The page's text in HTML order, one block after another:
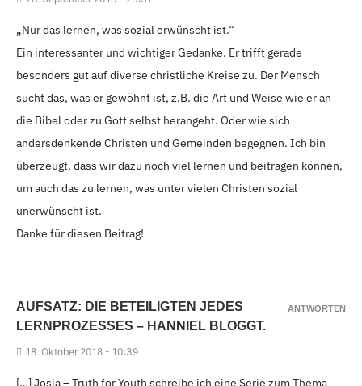
„Nur das lernen, was sozial erwünscht ist.“
Ein interessanter und wichtiger Gedanke. Er trifft gerade
besonders gut auf diverse christliche Kreise zu. Der Mensch
sucht das, was er gewöhnt ist, z.B. die Art und Weise wie er an
die Bibel oder zu Gott selbst herangeht. Oder wie sich
andersdenkende Christen und Gemeinden begegnen. Ich bin
überzeugt, dass wir dazu noch viel lernen und beitragen können,
um auch das zu lernen, was unter vielen Christen sozial
unerwünscht ist.
Danke für diesen Beitrag!
AUFSATZ: DIE BETEILIGTEN JEDES
LERNPROZESSES – HANNIEL BLOGGT.
18. Oktober 2018 - 10:39
[…] Josia – Truth for Youth schreibe ich eine Serie zum Thema
ANTWORTEN